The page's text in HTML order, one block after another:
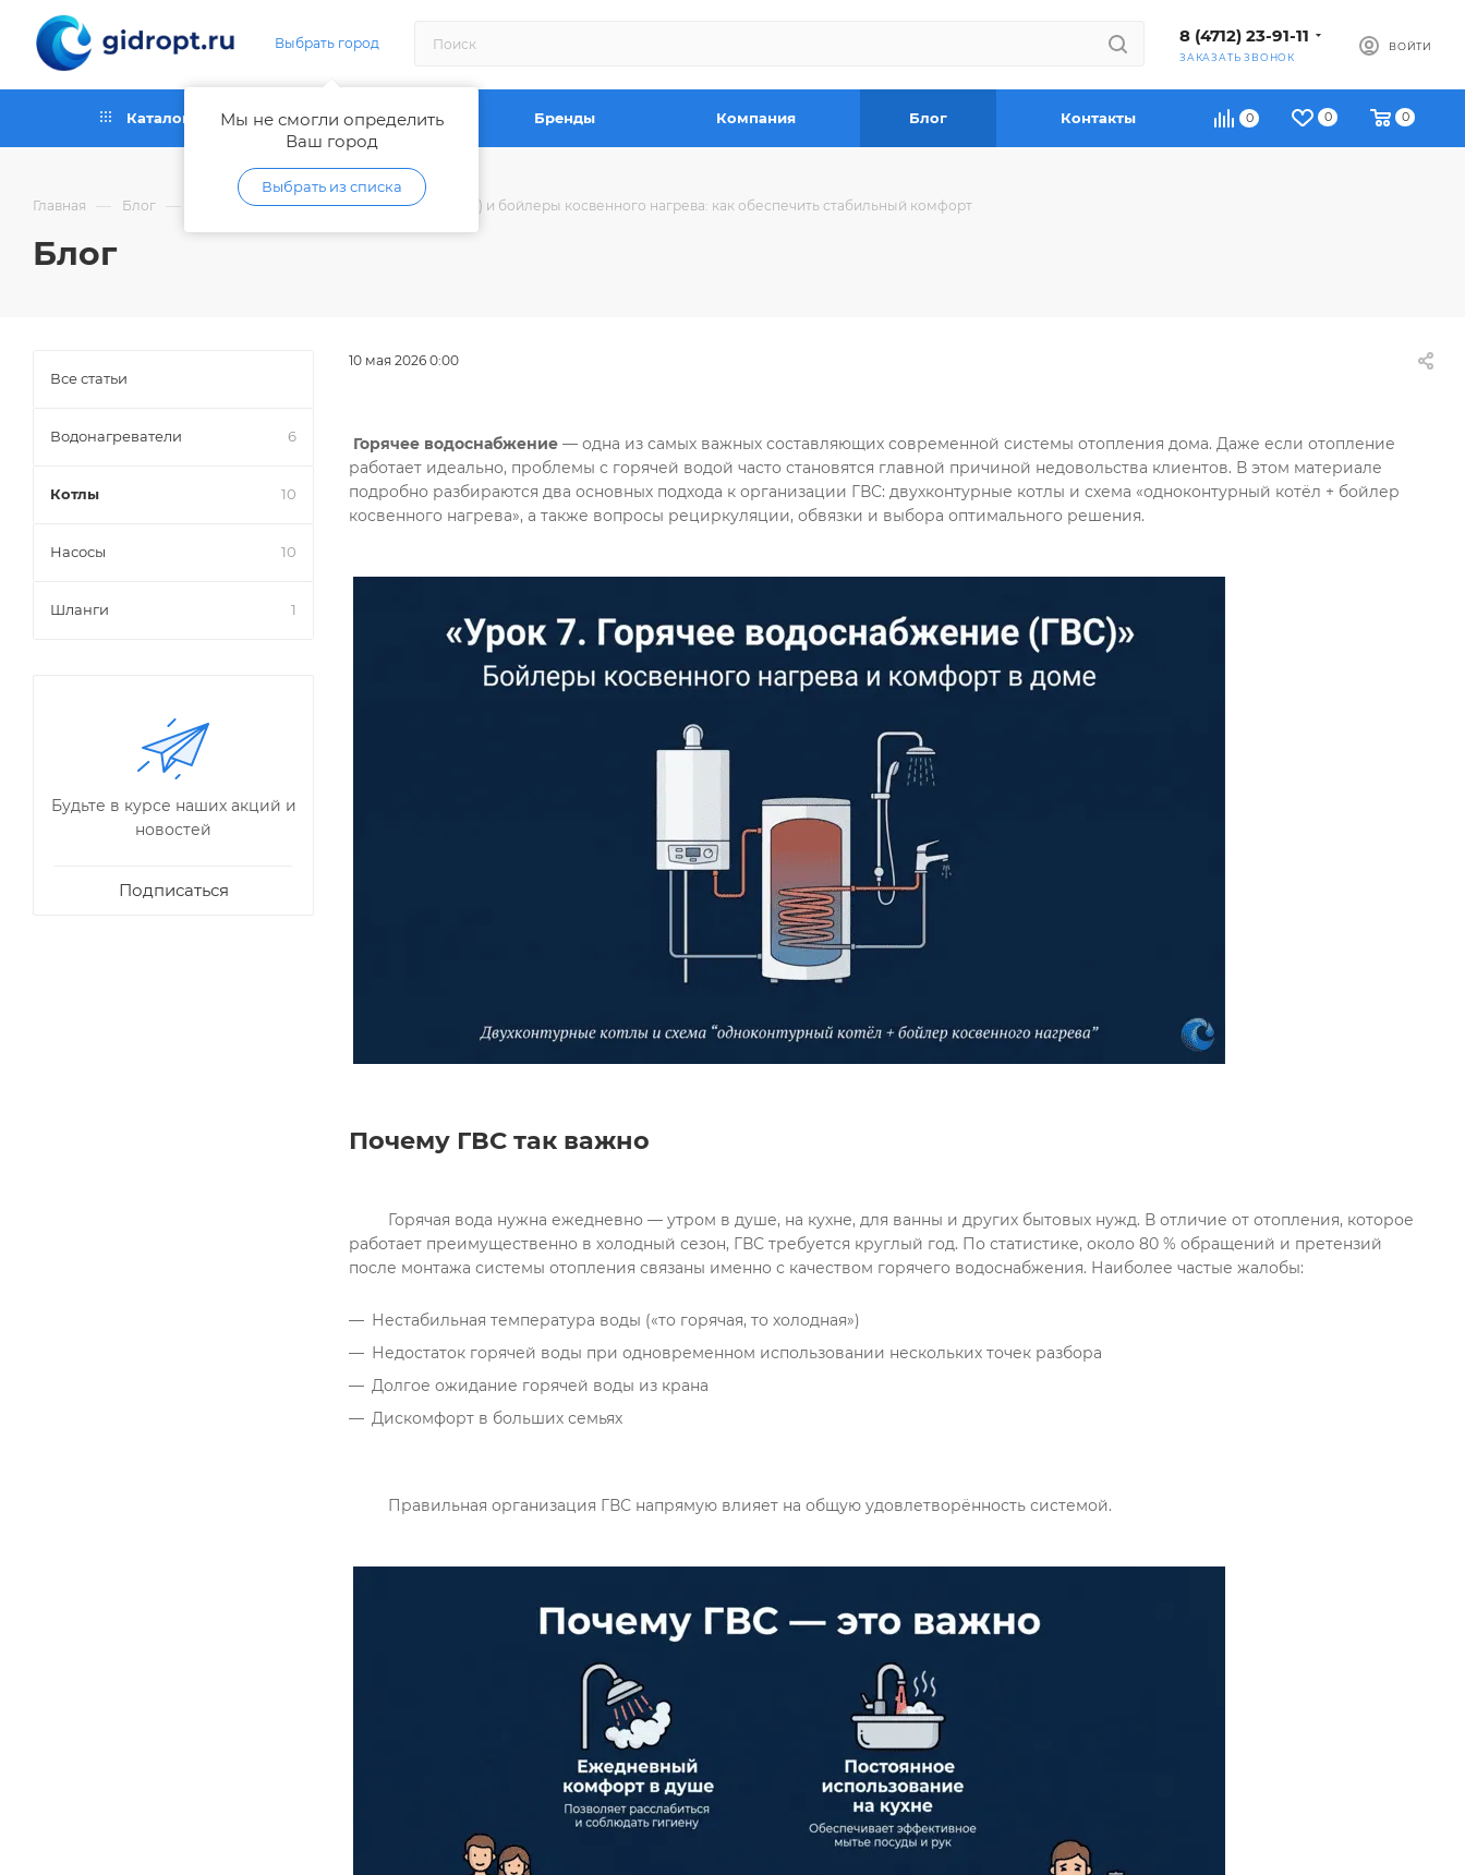
Выбрать город
Мы не смогли определить
Ваш город
Выбрать из списка
8 (4712) 23-91-11
ЗАКАЗАТЬ ЗВОНОК
ВОЙТИ
0 0 0
Каталог Как купить Бренды Компания Блог Контакты
Главная — Блог — — Горячее водоснабжение (ГВС) и бойлеры косвенного нагрева: как обеспечить стабильный комфорт
Блог
10 мая 2026 0:00
Горячее водоснабжение — одна из самых важных составляющих современной системы отопления дома. Даже если отопление
работает идеально, проблемы с горячей водой часто становятся главной причиной недовольства клиентов. В этом материале
подробно разбираются два основных подхода к организации ГВС: двухконтурные котлы и схема «одноконтурный котёл + бойлер
Почему ГВС так важно
работает преимущественно в холодный сезон, ГВС требуется круглый год. По статистике, около 80 % обращений и претензий
Нестабильная температура воды («то горячая, то холодная»)
Недостаток горячей воды при одновременном использовании нескольких точек разбора
Долгое ожидание горячей воды из крана
Дискомфорт в больших семьях
Все статьи
Водонагреватели 6
Котлы 10
Насосы 10
Шланги 1
Будьте в курсе наших акций и
новостей
Подписаться